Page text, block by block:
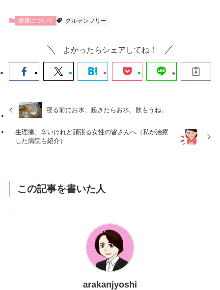
健康について グルテンフリー
よかったらシェアしてね！
寝る前にお水、起きたらお水、飲もうね。
生理痛、辛いけれど頑張る女性の皆さんへ（私が治療
した病院も紹介）
この記事を書いた人
arakanjyoshi